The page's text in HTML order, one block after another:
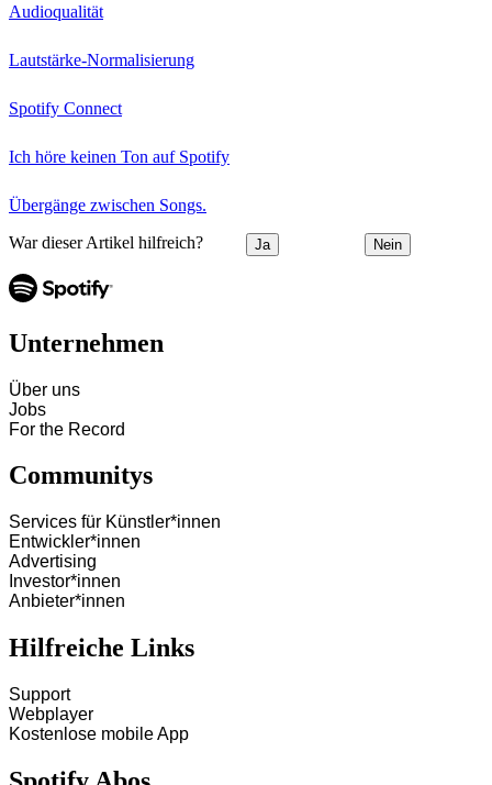
Audioqualität
Lautstärke-Normalisierung
Spotify Connect
Ich höre keinen Ton auf Spotify
Übergänge zwischen Songs.
War dieser Artikel hilfreich? Ja Nein
Unternehmen
Über uns
Jobs
For the Record
Communitys
Services für Künstler*innen
Entwickler*innen
Advertising
Investor*innen
Anbieter*innen
Hilfreiche Links
Support
Webplayer
Kostenlose mobile App